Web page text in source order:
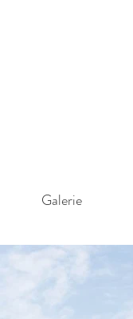
Galerie